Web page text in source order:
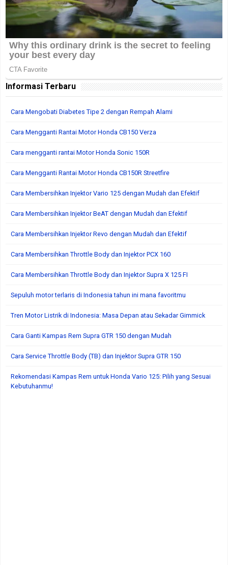
Informasi Terbaru
Cara Mengobati Diabetes Tipe 2 dengan Rempah Alami
Cara Mengganti Rantai Motor Honda CB150 Verza
Cara mengganti rantai Motor Honda Sonic 150R
Cara Mengganti Rantai Motor Honda CB150R Streetfire
Cara Membersihkan Injektor Vario 125 dengan Mudah dan Efektif
Cara Membersihkan Injektor BeAT dengan Mudah dan Efektif
Cara Membersihkan Injektor Revo dengan Mudah dan Efektif
Cara Membersihkan Throttle Body dan Injektor PCX 160
Cara Membersihkan Throttle Body dan Injektor Supra X 125 FI
Sepuluh motor terlaris di Indonesia tahun ini mana favoritmu
Tren Motor Listrik di Indonesia: Masa Depan atau Sekadar Gimmick
Cara Ganti Kampas Rem Supra GTR 150 dengan Mudah
Cara Service Throttle Body (TB) dan Injektor Supra GTR 150
Rekomendasi Kampas Rem untuk Honda Vario 125: Pilih yang Sesuai
Kebutuhanmu!